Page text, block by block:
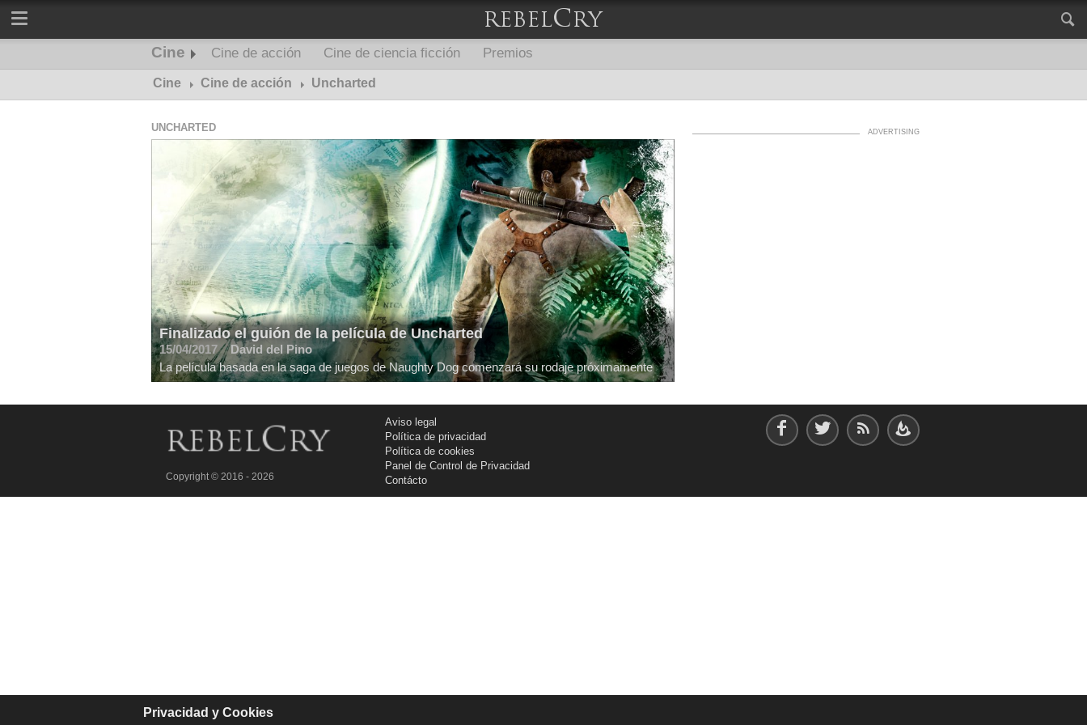
Cine Cine de acción Cine de ciencia ficción Premios
Cine Cine de acción Uncharted
UNCHARTED
Finalizado el guión de la película de Uncharted
15/04/2017
David del Pino
La película basada en la saga de juegos de Naughty Dog comenzará su rodaje próximamente
Copyright © 2016 - 2026
Aviso legal
Política de privacidad
Política de cookies
Panel de Control de Privacidad
Contácto
Privacidad y Cookies